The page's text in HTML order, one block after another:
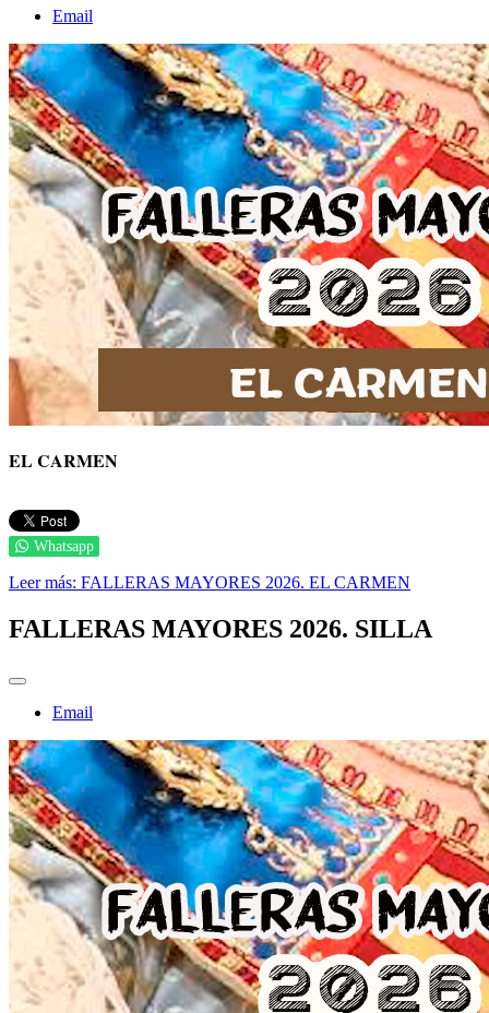
Email
EL CARMEN
Whatsapp
Leer más: FALLERAS MAYORES 2026. EL CARMEN
FALLERAS MAYORES 2026. SILLA
Email